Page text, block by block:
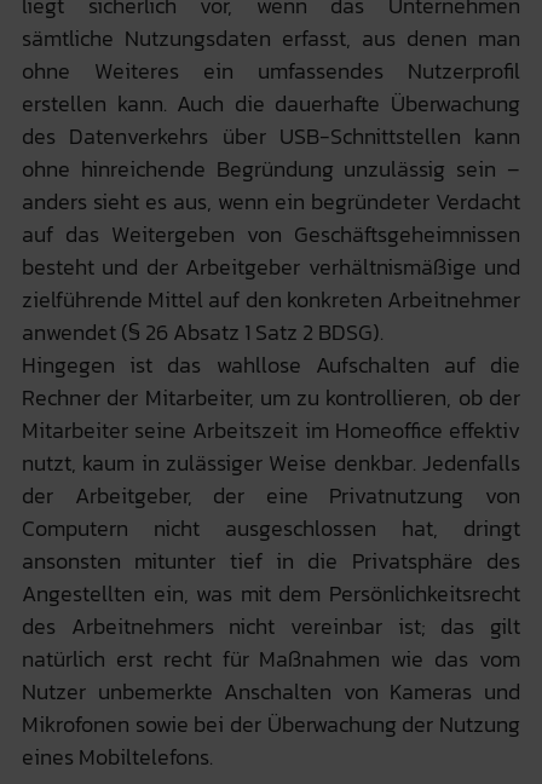
sämtliche Nutzungsdaten erfasst, aus denen man
ohne Weiteres ein umfassendes Nutzerprofil
erstellen kann. Auch die dauerhafte Überwachung
des Datenverkehrs über USB-Schnittstellen kann
ohne hinreichende Begründung unzulässig sein –
anders sieht es aus, wenn ein begründeter Verdacht
auf das Weitergeben von Geschäftsgeheimnissen
besteht und der Arbeitgeber verhältnismäßige und
zielführende Mittel auf den konkreten Arbeitnehmer
anwendet (§ 26 Absatz 1 Satz 2 BDSG).
Hingegen ist das wahllose Aufschalten auf die
Rechner der Mitarbeiter, um zu kontrollieren, ob der
Mitarbeiter seine Arbeitszeit im Homeoffice effektiv
nutzt, kaum in zulässiger Weise denkbar. Jedenfalls
der Arbeitgeber, der eine Privatnutzung von
Computern nicht ausgeschlossen hat, dringt
ansonsten mitunter tief in die Privatsphäre des
Angestellten ein, was mit dem Persönlichkeitsrecht
des Arbeitnehmers nicht vereinbar ist; das gilt
natürlich erst recht für Maßnahmen wie das vom
Nutzer unbemerkte Anschalten von Kameras und
Mikrofonen sowie bei der Überwachung der Nutzung
eines Mobiltelefons.